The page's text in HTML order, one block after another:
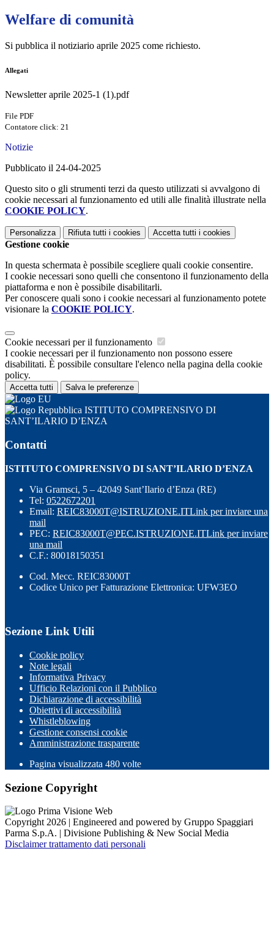
Welfare di comunità
Si pubblica il notiziario aprile 2025 come richiesto.
Allegati
Newsletter aprile 2025-1 (1).pdf
File PDF
Contatore click: 21
Notizie
Pubblicato il 24-04-2025
Questo sito o gli strumenti terzi da questo utilizzati si avvalgono di
cookie necessari al funzionamento ed utili alle finalità illustrate nella
COOKIE POLICY.
Personalizza Rifiuta tutti i cookies Accetta tutti i cookies
Gestione cookie
In questa schermata è possibile scegliere quali cookie consentire.
I cookie necessari sono quelli che consentono il funzionamento della
piattaforma e non è possibile disabilitarli.
Per conoscere quali sono i cookie necessari al funzionamento potete
visionare la COOKIE POLICY.
Cookie necessari per il funzionamento
I cookie necessari per il funzionamento non possono essere
disabilitati. È possibile consultare l'elenco nella pagina della cookie
policy.
Accetta tutti Salva le preferenze
ISTITUTO COMPRENSIVO DI
SANT’ILARIO D’ENZA
Contatti
ISTITUTO COMPRENSIVO DI SANT’ILARIO D’ENZA
Via Gramsci, 5 – 42049 Sant’Ilario d’Enza (RE)
Tel: 0522672201
Email: REIC83000T@ISTRUZIONE.ITLink per inviare una
mail
PEC: REIC83000T@PEC.ISTRUZIONE.ITLink per inviare
una mail
C.F.: 80018150351
Cod. Mecc. REIC83000T
Codice Unico per Fatturazione Elettronica: UFW3EO
Sezione Link Utili
Cookie policy
Note legali
Informativa Privacy
Ufficio Relazioni con il Pubblico
Dichiarazione di accessibilità
Obiettivi di accessibilità
Whistleblowing
Gestione consensi cookie
Amministrazione trasparente
Pagina visualizzata 480 volte
Sezione Copyright
Copyright 2026 | Engineered and powered by Gruppo Spaggiari
Parma S.p.A. | Divisione Publishing & New Social Media
Disclaimer trattamento dati personali